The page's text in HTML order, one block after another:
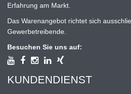
Erfahrung am Markt.
Das Warenangebot richtet sich
Gewerbetreibende.
Besuchen Sie uns auf:
KUNDENDIENST